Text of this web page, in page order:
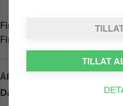
TILLAT
l
d
Finn oss i
Finn oss i
ÅPNINGSTIDER
Dag